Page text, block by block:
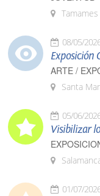
Tamames
08/05/
Exposición
ARTE /
Santa
05/06/
Visibilizar
01/07/